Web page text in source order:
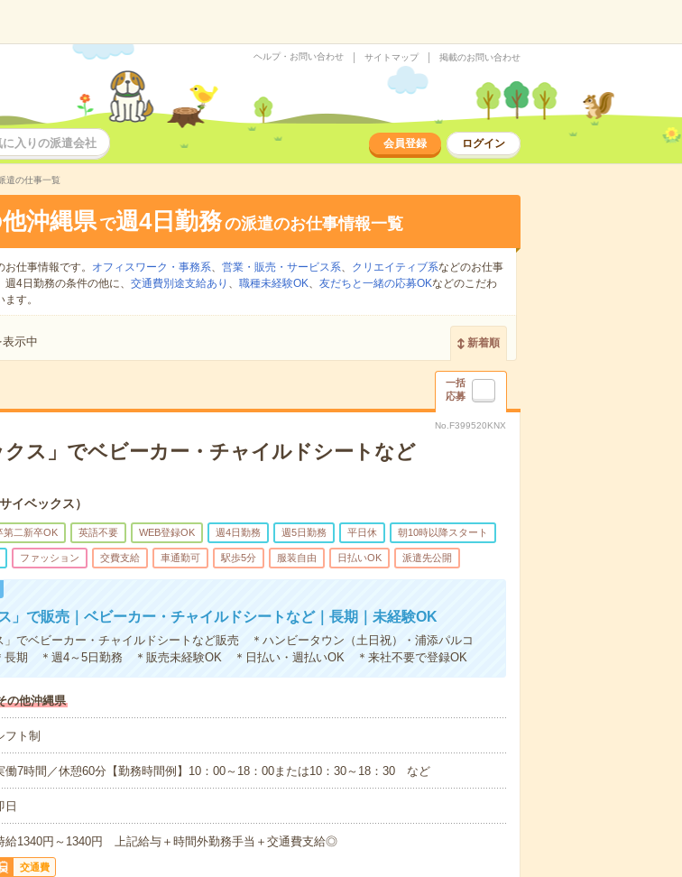
ヘルプ・お問い合わせ サイトマップ 掲載のお問い合わせ
に入りの派遣会社 会員登録 ログイン
遣の仕事一覧
沖縄県 で週4日勤務の派遣のお仕事情報一覧
仕事情報です。 オフィスワーク・事務系、 営業・販売・サービス系、 クリエイティブ系などのお仕事
4日勤務の条件の他に、 交通費別途支給あり 、 職種未経験OK、 友だちと一緒の応募OKなどのこだわ
す。
示中 新着順
一括
応募
No.F399520KNX
クス」でベビーカー・チャイルドシートなど
イベックス）
第二新卒OK 英語不要 WEB登録OK 週4日勤務 週5日勤務 平日休 朝10時以降スタート
ファッション 交費支給 車通勤可 駅歩5分 服装自由 日払いOK 派遣先公開
」で販売｜ベビーカー・チャイルドシートなど｜長期｜未経験OK
」でベビーカー・チャイルドシートなど販売 ＊ハンビータウン（土日祝）・浦添パルコ
長期 ＊週4～5日勤務 ＊販売未経験OK ＊日払い・週払いOK ＊来社不要で登録OK
の他沖縄県
フト制
働7時間／休憩60分【勤務時間例】10：00～18：00または10：30～18：30 など
日
給1340円～1340円 上記給与＋時間外勤務手当＋交通費支給◎
交通費